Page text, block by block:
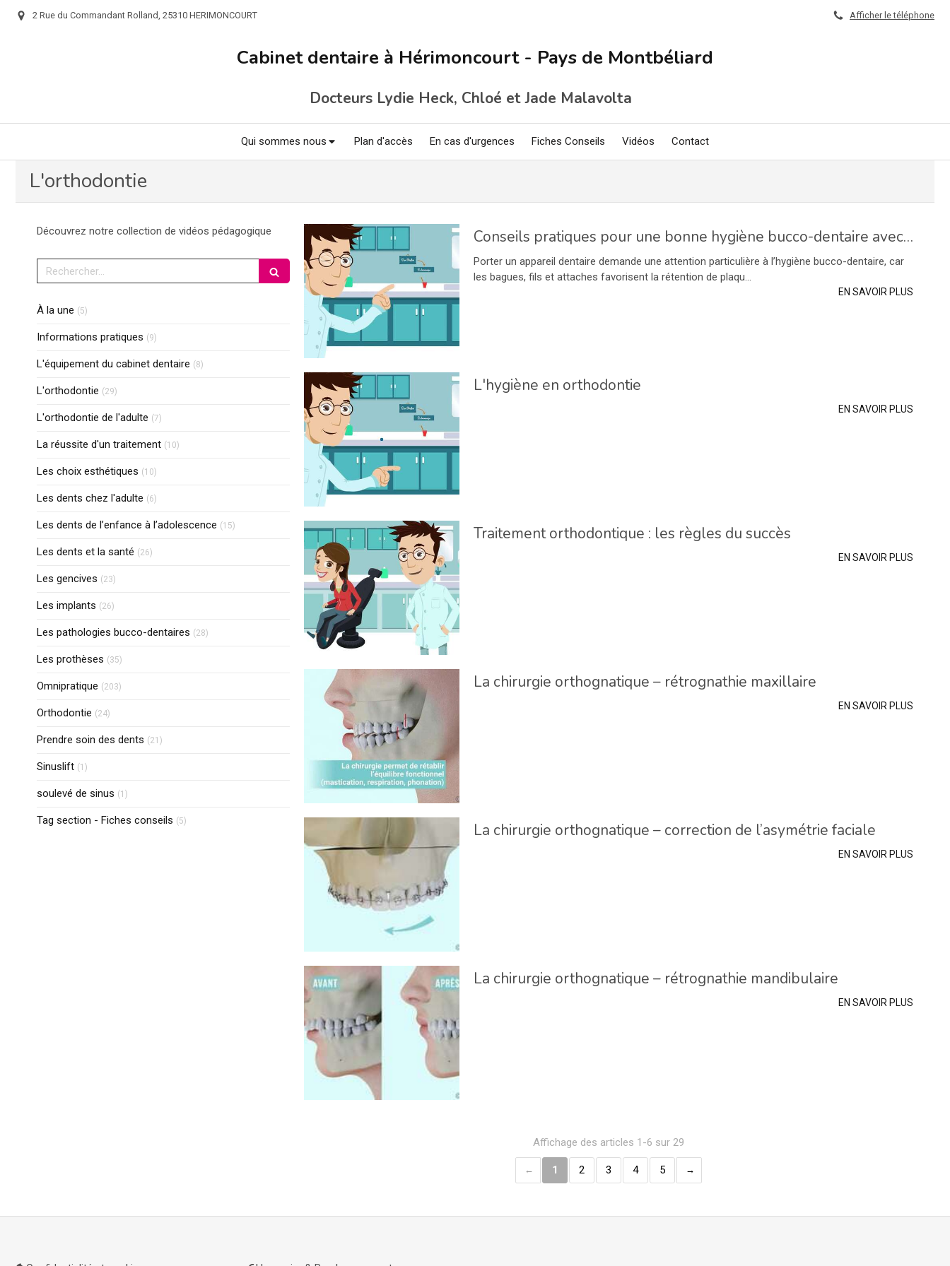
2 Rue du Commandant Rolland, 25310 HERIMONCOURT Afficher le téléphone
Cabinet dentaire à Hérimoncourt - Pays de Montbéliard
Docteurs Lydie Heck, Chloé et Jade Malavolta
Qui sommes nous Plan d'accès En cas d'urgences Fiches Conseils Vidéos Contact
L'orthodontie
Conseils pratiques pour une bonne hygiène bucco-dentaire avec un appareil d'orthodontie
Porter un appareil dentaire demande une attention particulière à l’hygiène bucco-dentaire, car
les bagues, fils et attaches favorisent la rétention de plaqu...
EN SAVOIR PLUS
L'hygiène en orthodontie
EN SAVOIR PLUS
Traitement orthodontique : les règles du succès
EN SAVOIR PLUS
La chirurgie orthognatique – rétrognathie maxillaire
EN SAVOIR PLUS
La chirurgie orthognatique – correction de l’asymétrie faciale
EN SAVOIR PLUS
La chirurgie orthognatique – rétrognathie mandibulaire
EN SAVOIR PLUS
Affichage des articles 1-6 sur 29
1 2 3 4 5
Découvrez notre collection de vidéos pédagogique
Rechercher
À la une (5)
Informations pratiques (9)
L'équipement du cabinet dentaire (8)
L'orthodontie (29)
L'orthodontie de l'adulte (7)
La réussite d'un traitement (10)
Les choix esthétiques (10)
Les dents chez l'adulte (6)
Les dents de l’enfance à l’adolescence (15)
Les dents et la santé (26)
Les gencives (23)
Les implants (26)
Les pathologies bucco-dentaires (28)
Les prothèses (35)
Omnipratique (203)
Orthodontie (24)
Prendre soin des dents (21)
Sinuslift (1)
soulevé de sinus (1)
Tag section - Fiches conseils (5)